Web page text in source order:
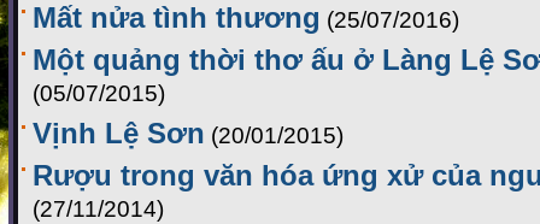
Mất nửa tình thương (25/07/2016)
Một quảng thời thơ ấu ở Làng Lệ
(05/07/2015)
Vịnh Lệ Sơn (20/01/2015)
Rượu trong văn hóa ứng xử của
(27/11/2014)